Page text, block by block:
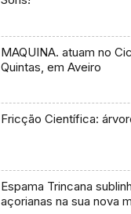
MAQUINA. atuam no
Quintas, em Aveiro
Fricção Científica:
Espama Trincana
açorianas na sua nova